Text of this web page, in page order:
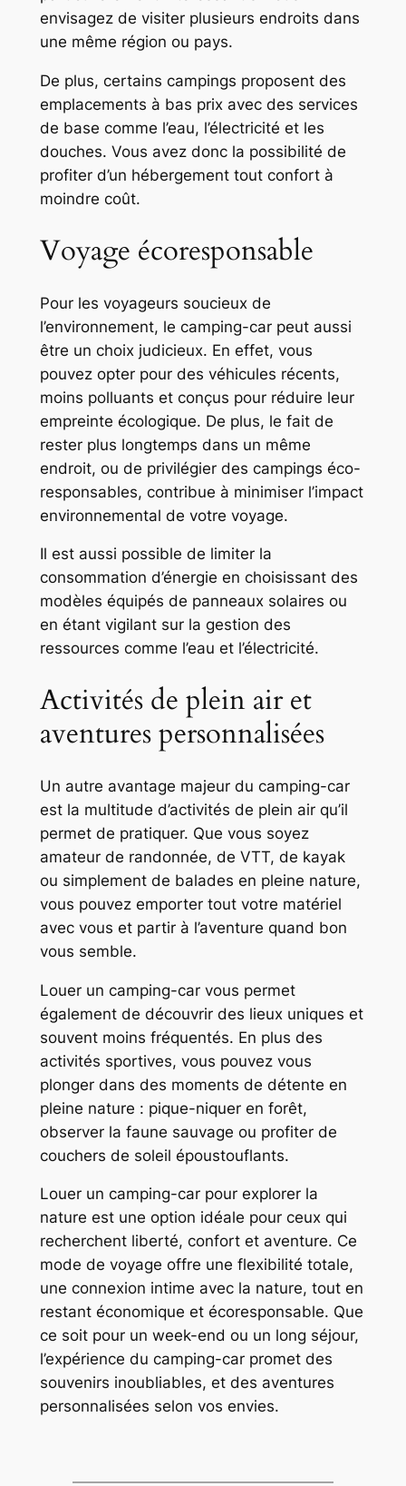
envisagez de visiter plusieurs endroits dans
une même région ou pays.
De plus, certains campings proposent des
emplacements à bas prix avec des services
de base comme l’eau, l’électricité et les
douches. Vous avez donc la possibilité de
profiter d’un hébergement tout confort à
moindre coût.
Voyage écoresponsable
Pour les voyageurs soucieux de
l’environnement, le camping-car peut aussi
être un choix judicieux. En effet, vous
pouvez opter pour des véhicules récents,
moins polluants et conçus pour réduire leur
empreinte écologique. De plus, le fait de
rester plus longtemps dans un même
endroit, ou de privilégier des campings éco-
responsables, contribue à minimiser l’impact
environnemental de votre voyage.
Il est aussi possible de limiter la
consommation d’énergie en choisissant des
modèles équipés de panneaux solaires ou
en étant vigilant sur la gestion des
ressources comme l’eau et l’électricité.
Activités de plein air et
aventures personnalisées
Un autre avantage majeur du camping-car
est la multitude d’activités de plein air qu’il
permet de pratiquer. Que vous soyez
amateur de randonnée, de VTT, de kayak
ou simplement de balades en pleine nature,
vous pouvez emporter tout votre matériel
avec vous et partir à l’aventure quand bon
vous semble.
Louer un camping-car vous permet
également de découvrir des lieux uniques et
souvent moins fréquentés. En plus des
activités sportives, vous pouvez vous
plonger dans des moments de détente en
pleine nature : pique-niquer en forêt,
observer la faune sauvage ou profiter de
couchers de soleil époustouflants.
Louer un camping-car pour explorer la
nature est une option idéale pour ceux qui
recherchent liberté, confort et aventure. Ce
mode de voyage offre une flexibilité totale,
une connexion intime avec la nature, tout en
restant économique et écoresponsable. Que
ce soit pour un week-end ou un long séjour,
l’expérience du camping-car promet des
souvenirs inoubliables, et des aventures
personnalisées selon vos envies.